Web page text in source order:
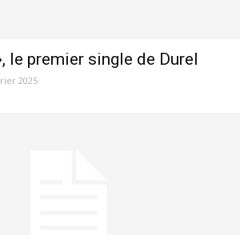
le premier single de Durel
2025